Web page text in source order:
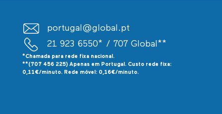
portugal@global.pt
21 923 6550* / 707 Global**
*Chamada para rede fixa nacional.
**(707 456 225) Apenas em Portugal. Custo rede fixa:
0,11€/minuto. Rede móvel: 0,16€/minuto.